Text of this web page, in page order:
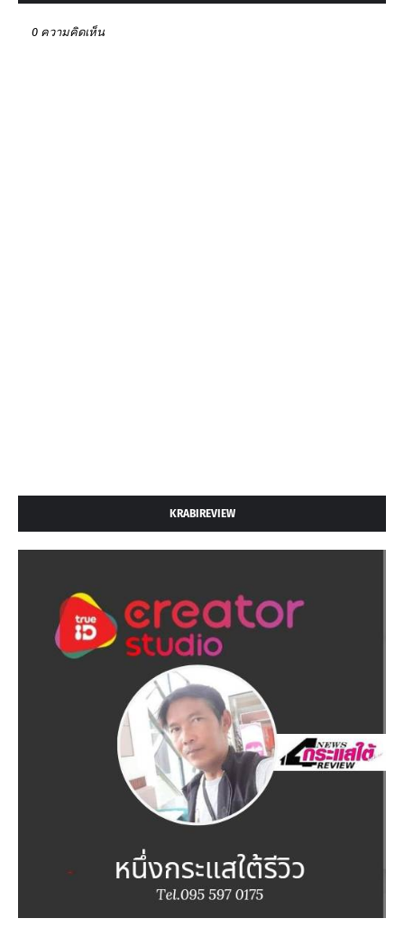
0 ความคิดเห็น
KRABIREVIEW